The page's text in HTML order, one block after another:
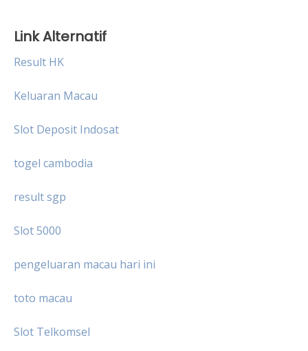
Link Alternatif
Result HK
Keluaran Macau
Slot Deposit Indosat
togel cambodia
result sgp
Slot 5000
pengeluaran macau hari ini
toto macau
Slot Telkomsel